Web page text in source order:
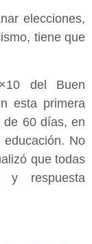
elecciones,
tiene que
del Buen
esta primera
de 60 días, en
No
que todas
y respuesta